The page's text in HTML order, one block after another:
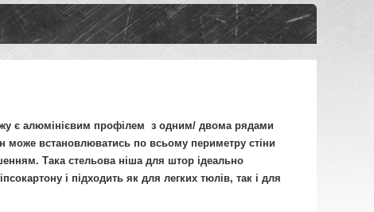
є алюмінієвим профілем з одним/ двома рядами
може встановлюватись по всьому периметру стіни
Така стельова ніша для штор ідеально
і підходить як для легких тюлів, так і для